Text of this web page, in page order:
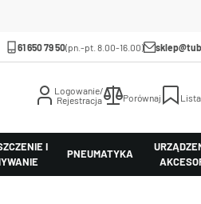
61 650 79 50(pn.-pt. 8.00-16.00)
Logowanie/
Rejestracja
Porównaj Lista
I
PNEUMATYKA